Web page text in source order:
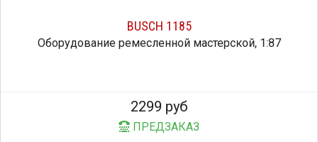
BUSCH 1185
Оборудование ремесленной мастерской, 1:87
2299 руб
ПРЕДЗАКАЗ